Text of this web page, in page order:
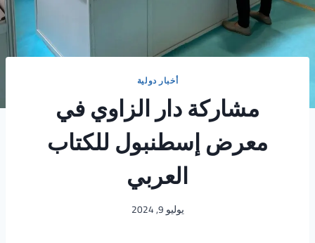
أخبار دولية
مشاركة دار الزاوي في
معرض إسطنبول للكتاب
العربي
يوليو 9, 2024